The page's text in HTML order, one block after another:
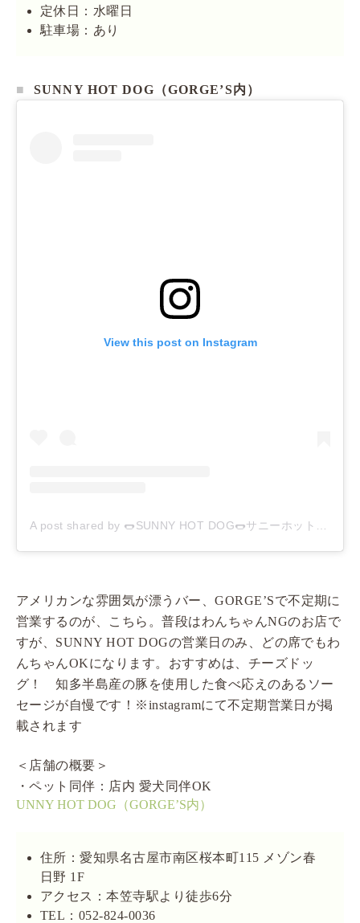
定休日：水曜日
駐車場：あり
SUNNY HOT DOG（GORGE’S内）
View this post on Instagram
アメリカンな雰囲気が漂うバー、GORGE’Sで不定期に
営業するのが、こちら。普段はわんちゃんNGのお店で
すが、SUNNY HOT DOGの営業日のみ、どの席でもわ
んちゃんOKになります。おすすめは、チーズドッ
グ！ 知多半島産の豚を使用した食べ応えのあるソー
セージが自慢です！※instagramにて不定期営業日が掲
載されます
＜店舗の概要＞
・ペット同伴：店内 愛犬同伴OK
UNNY HOT DOG（GORGE’S内）
住所：愛知県名古屋市南区桜本町115 メゾン春
日野 1F
アクセス：本笠寺駅より徒歩6分
TEL：052-824-0036